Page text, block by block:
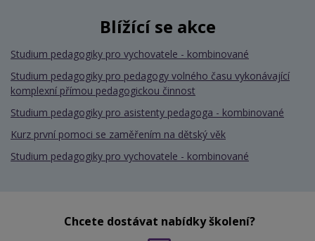
Blížící se akce
Studium pedagogiky pro vychovatele - kombinované
Studium pedagogiky pro pedagogy volného času vykonávající
komplexní přímou pedagogickou činnost
Studium pedagogiky pro asistenty pedagoga - kombinované
Kurz první pomoci se zaměřením na dětský věk
Studium pedagogiky pro vychovatele - kombinované
Chcete dostávat nabídky školení?